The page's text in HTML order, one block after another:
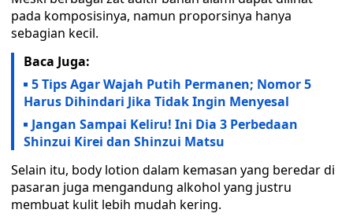
pada komposisinya, namun proporsinya hanya
sebagian kecil.
Baca Juga:
5 Tips Agar Wajah Putih Permanen; Nomor 5
Harus Dihindari Jika Tidak Ingin Menyesal
Jangan Sampai Keliru! Ini Dia 3 Perbedaan
Shinzui Kirei dan Shinzui Matsu
Selain itu, body lotion dalam kemasan yang beredar di
pasaran juga mengandung alkohol yang justru
membuat kulit lebih mudah kering.